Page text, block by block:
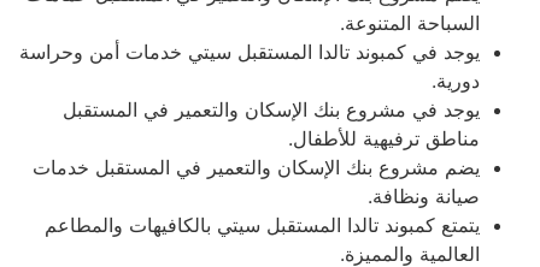
السباحة المتنوعة.
يوجد في كمبوند تالدا المستقبل سيتي خدمات أمن وحراسة
دورية.
يوجد في مشروع بنك الإسكان والتعمير في المستقبل
مناطق ترفيهية للأطفال.
يضم مشروع بنك الإسكان والتعمير في المستقبل خدمات
صيانة ونظافة.
يتمتع كمبوند تالدا المستقبل سيتي بالكافيهات والمطاعم
العالمية والمميزة.